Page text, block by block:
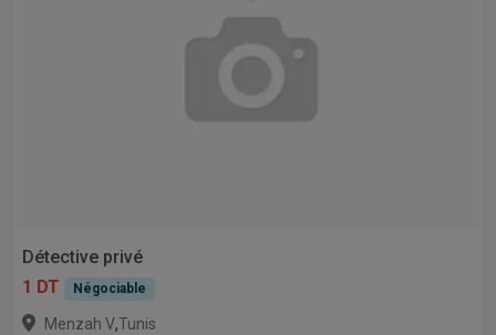
Détective privé
1 DT
Négociable
Menzah V,Tunis